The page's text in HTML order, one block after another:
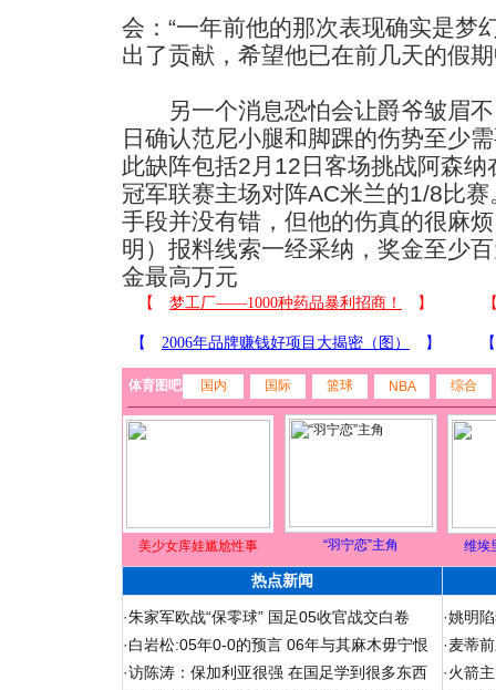
会：“一年前他的那次表现确实是梦
出了贡献，希望他已在前几天的假
另一个消息恐怕会让爵爷皱眉不
日确认范尼小腿和脚踝的伤势至少
此缺阵包括2月12日客场挑战阿森
冠军联赛主场对阵AC米兰的1/8比
手段并没有错，但他的伤真的很麻
明）报料线索一经采纳，奖金至少
金最高万元
体育图吧 国内 国际 篮球 NBA 综合
美少女库娃尴尬性事 “羽宁恋”主角 维埃
热点新闻
·朱家军欧战“保零球” 国足05收官战交白卷
·白岩松:05年0-0的预言 06年与其麻木毋宁恨
·访陈涛：保加利亚很强 在国足学到很多东西
·姚明
·麦蒂
·火箭